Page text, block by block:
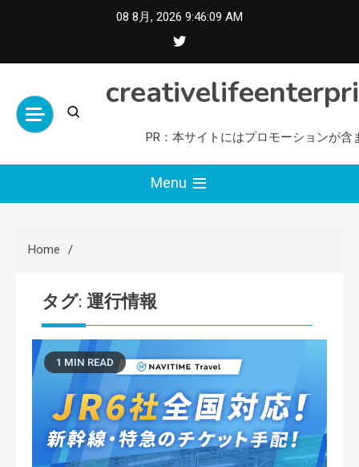
08 8月, 2026 9:46:09 AM
PR：本サイトにはプロモーションが含
Menu
Home
タグ: 運行情報
1 MIN READ